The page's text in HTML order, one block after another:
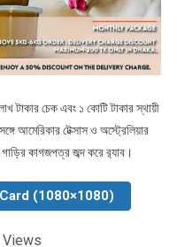
টাকার চেক এবং ১ কোটি টাকার স্থায়ী
আমেরিকার টেক্সাস ও অস্ট্রেলিয়ার
কাগজপত্র জব্দ করে র‌্যাব।
(1080×1080)